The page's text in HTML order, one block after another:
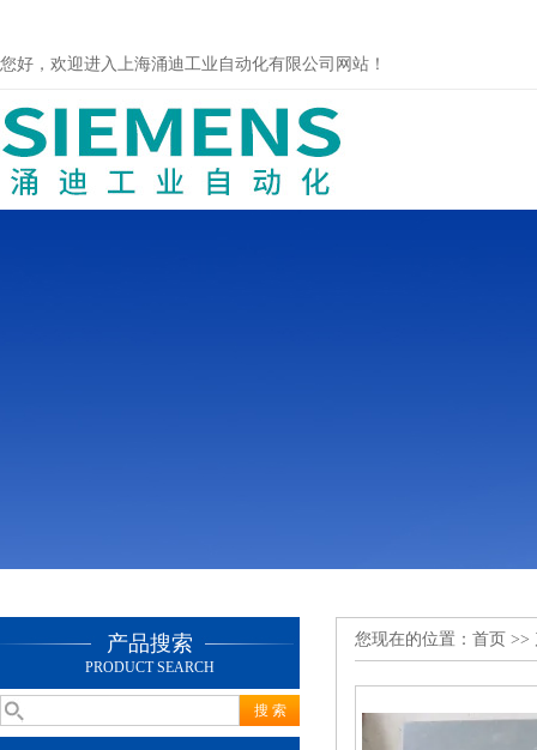
您好，欢迎进入上海涌迪工业自动化有限公司网站！
产品搜索
PRODUCT SEARCH
您现在的位置： 首页 >>